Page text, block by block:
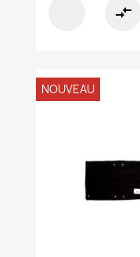
compare_arrows
NOUVEAU